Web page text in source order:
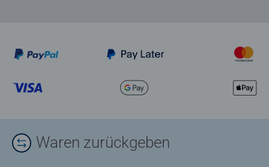
Waren zurückgeben